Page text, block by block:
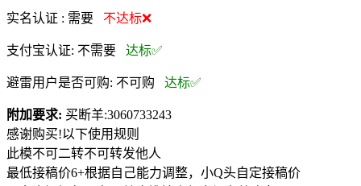
实名认证 : 需要 不达标❌
支付宝认证: 不需要 达标✅
避雷用户是否可购: 不可购 达标✅
附加要求: 买断羊:3060733243
感谢购买!以下使用规则
此模不可二转不可转发他人
最低接稿价6+根据自己能力调整，小Q头自定接稿价